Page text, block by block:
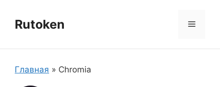
содержимому
Rutoken Меню
Главная » Chromia